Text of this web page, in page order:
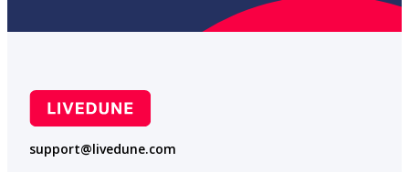
support@livedune.com